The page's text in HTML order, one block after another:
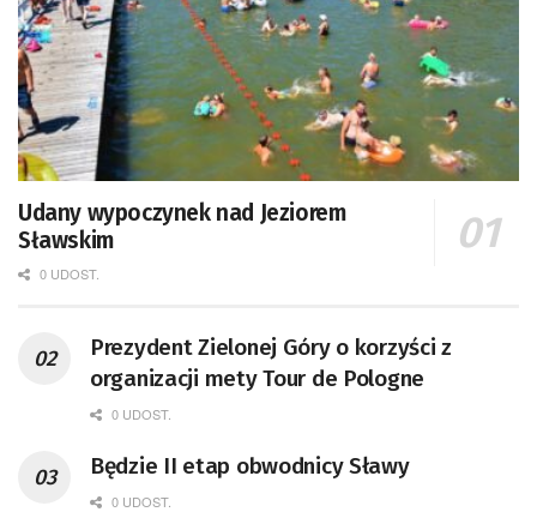
Udany wypoczynek nad Jeziorem
Sławskim
0 UDOST.
Prezydent Zielonej Góry o korzyści z
organizacji mety Tour de Pologne
0 UDOST.
Będzie II etap obwodnicy Sławy
0 UDOST.